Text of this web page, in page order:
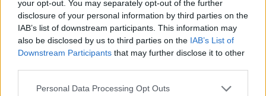
your opt-out. You may separately opt-out of the further
disclosure of your personal information by third parties on the
IAB’s list of downstream participants. This information may
also be disclosed by us to third parties on the IAB’s List of
Downstream Participants that may further disclose it to other
Personal Data Processing Opt Outs
apresentou um quadro competitivo de elevado nível,
liderado pelo russo Andrey Rublev, primeiro cabeça de
série, pelo italiano Luciano Darderi, pelo chileno
Alejandro Tabilo e pelo belga Alexander Blockx.
Um dos momentos mais aguardados da semana foi
também o regresso do suíço Stan Wawrinka ao Estoril,
“motores de desenvolvimento
económico e cultural” do município
português
Por Ígor Lopes